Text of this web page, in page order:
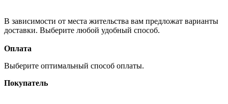
В зависимости от места жительства вам предложат варианты
доставки. Выберите любой удобный способ.
Оплата
Выберите оптимальный способ оплаты.
Покупатель